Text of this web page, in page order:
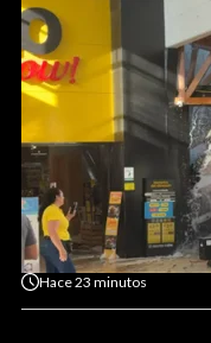
Hace23 minutos